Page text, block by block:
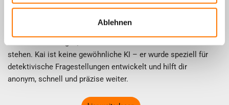
Ablehnen
stehen. Kai ist keine gewöhnliche KI – er wurde speziell für
detektivische Fragestellungen entwickelt und hilft dir
anonym, schnell und präzise weiter.